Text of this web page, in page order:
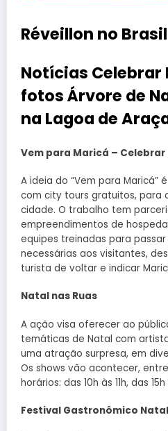
Réveillon no Brasil
Notícias Celebrar
fotos Árvore de
na Lagoa de
Vem para Maricá – Celebrar
A ideia do “Vem para Maricá”
com city tours gratuitos, para
cidade. O trabalho tem
empreendimentos de
equipes treinadas para
necessárias aos visitantes,
turista de voltar e indicar
Natal nas Ruas
A ação visa oferecer ao
temáticas de Natal com
uma atração surpresa, em
Os shows vão acontecer, entre
horários: das 10h às 11h, das
Festival Gastronômico